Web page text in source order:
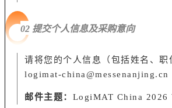
02 提交个人信息及采购意向
请将您的个人信息（包括姓名、
logimat-china@messenanjing.cn
邮件主题： LogiMAT China 2026